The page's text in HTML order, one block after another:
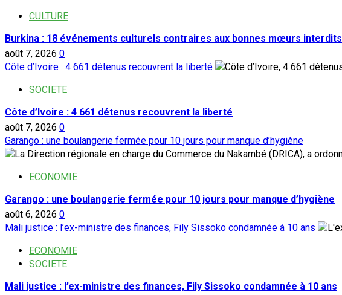
CULTURE
Burkina : 18 événements culturels contraires aux bonnes mœurs interdits
août 7, 2026 0
Côte d’Ivoire : 4 661 détenus recouvrent la liberté
SOCIETE
Côte d’Ivoire : 4 661 détenus recouvrent la liberté
août 7, 2026 0
Garango : une boulangerie fermée pour 10 jours pour manque d’hygiène
ECONOMIE
Garango : une boulangerie fermée pour 10 jours pour manque d’hygiène
août 6, 2026 0
Mali justice : l’ex-ministre des finances, Fily Sissoko condamnée à 10 ans
ECONOMIE
SOCIETE
Mali justice : l’ex-ministre des finances, Fily Sissoko condamnée à 10 ans